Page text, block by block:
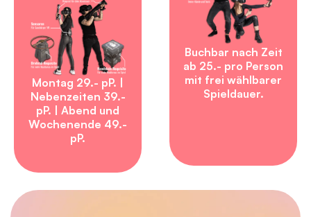
Montag 29.- pP. |
Nebenzeiten 39.-
pP. | Abend und
Wochenende 49.-
pP.
Buchbar nach Zeit
ab 25.- pro Person
mit frei wählbarer
Spieldauer.